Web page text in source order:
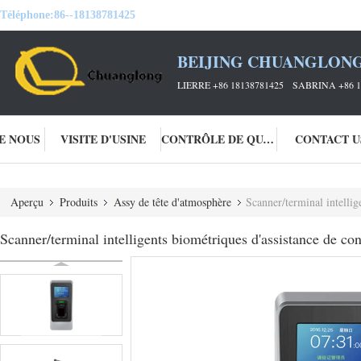
Téléphone:86--18138781425
BEIJING
LIERRE +86 18138781425 SABRINA +86
NOUS VISITE D'USINE CONTRÔLE DE QUALITÉ CONTACT
Aperçu Produits Assy de tête d'atmosphère Scanner/terminal
Scanner/terminal intelligents biométriques d'assistance de